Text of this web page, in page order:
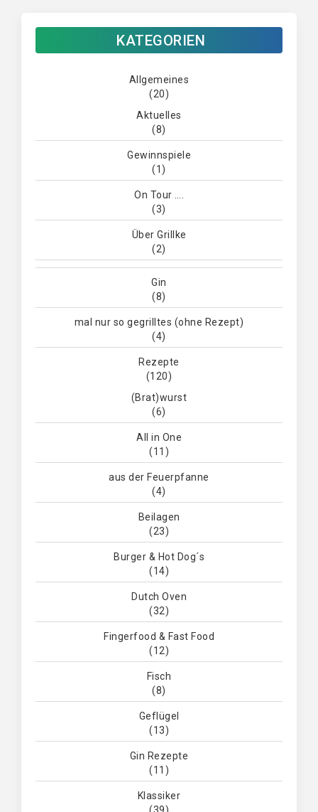
KATEGORIEN
Allgemeines
(20)
Aktuelles
(8)
Gewinnspiele
(1)
On Tour ….
(3)
Über Grillke
(2)
Gin
(8)
mal nur so gegrilltes (ohne Rezept)
(4)
Rezepte
(120)
(Brat)wurst
(6)
All in One
(11)
aus der Feuerpfanne
(4)
Beilagen
(23)
Burger & Hot Dog´s
(14)
Dutch Oven
(32)
Fingerfood & Fast Food
(12)
Fisch
(8)
Geflügel
(13)
Gin Rezepte
(11)
Klassiker